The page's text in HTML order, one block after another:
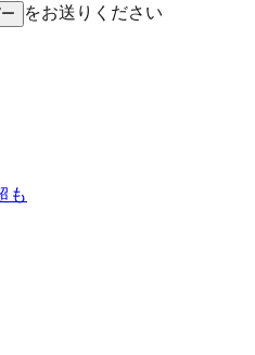
をお送りください
も